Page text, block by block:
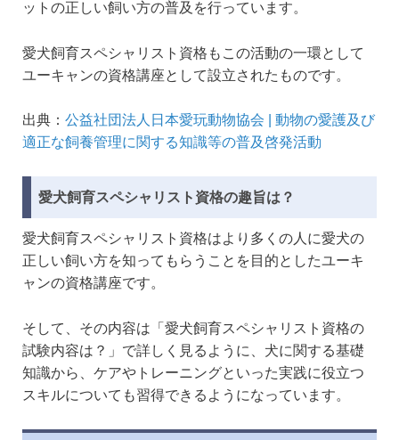
ットの正しい飼い方の普及を行っています。
愛犬飼育スペシャリスト資格もこの活動の一環として
ユーキャンの資格講座として設立されたものです。
出典： 公益社団法人日本愛玩動物協会 | 動物の愛護及び
適正な飼養管理に関する知識等の普及啓発活動
愛犬飼育スペシャリスト資格の趣旨は？
愛犬飼育スペシャリスト資格はより多くの人に愛犬の
正しい飼い方を知ってもらうことを目的としたユーキ
ャンの資格講座です。
そして、その内容は「愛犬飼育スペシャリスト資格の
試験内容は？」で詳しく見るように、犬に関する基礎
知識から、ケアやトレーニングといった実践に役立つ
スキルについても習得できるようになっています。